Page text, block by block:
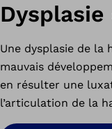
Une dysplasie de la
mauvais
en résulter une
l’articulation de la